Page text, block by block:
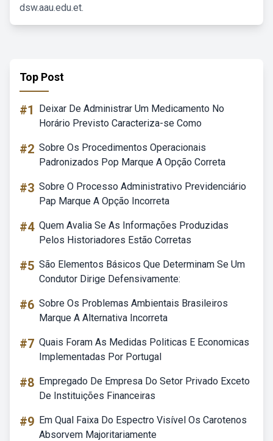
dsw.aau.edu.et.
Top Post
#1
Deixar De Administrar Um Medicamento No
Horário Previsto Caracteriza-se Como
#2 Sobre Os Procedimentos Operacionais
Padronizados Pop Marque A Opção Correta
#3 Sobre O Processo Administrativo Previdenciário
Pap Marque A Opção Incorreta
#4 Quem Avalia Se As Informações Produzidas
Pelos Historiadores Estão Corretas
#5 São Elementos Básicos Que Determinam Se Um
Condutor Dirige Defensivamente:
#6 Sobre Os Problemas Ambientais Brasileiros
Marque A Alternativa Incorreta
#7 Quais Foram As Medidas Politicas E Economicas
Implementadas Por Portugal
#8 Empregado De Empresa Do Setor Privado Exceto
De Instituições Financeiras
#9 Em Qual Faixa Do Espectro Visível Os Carotenos
Absorvem Majoritariamente